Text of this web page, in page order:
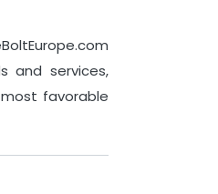
and services,
favorable